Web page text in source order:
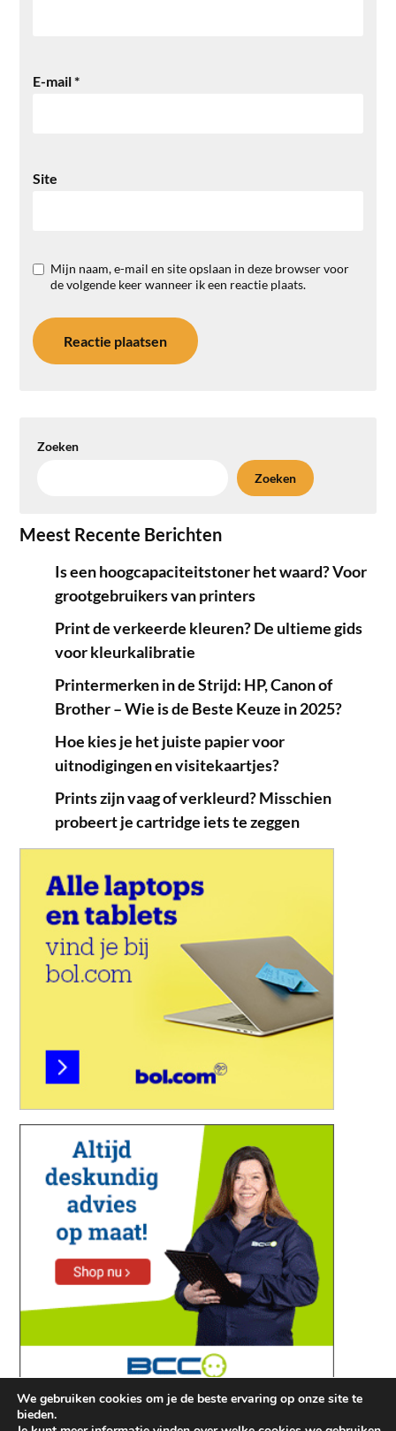
E-mail*
Site
Mijn naam, e-mail en site opslaan in deze browser voor
de volgende keer wanneer ik een reactie plaats.
Zoeken
Zoeken
Meest Recente Berichten
Is een hoogcapaciteitstoner het waard? Voor
grootgebruikers van printers
Print de verkeerde kleuren? De ultieme gids
voor kleurkalibratie
Printermerken in de Strijd: HP, Canon of
Brother – Wie is de Beste Keuze in 2025?
Hoe kies je het juiste papier voor
uitnodigingen en visitekaartjes?
Prints zijn vaag of verkleurd? Misschien
probeert je cartridge iets te zeggen
We gebruiken cookies om je de beste ervaring op onze site te
bieden.